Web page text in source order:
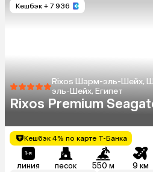
Кешбэк + 7 936
Rixos Шарм-эль-Шейх,
эль-Шейх, Египет
Rixos Premium
Кешбэк 4% по карте Т-Банка
линия песок 550 м 9 км